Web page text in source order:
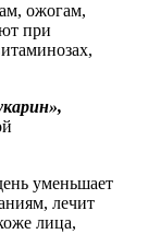
ожогам,
при
уменьшает
лечит
лица,